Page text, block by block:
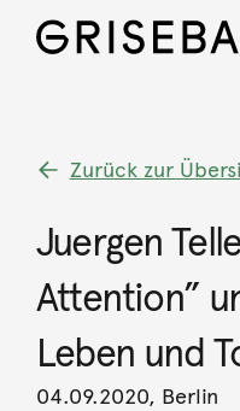
Zurück zur
Juergen
Attention”
Leben und
04.09.2020, Berlin